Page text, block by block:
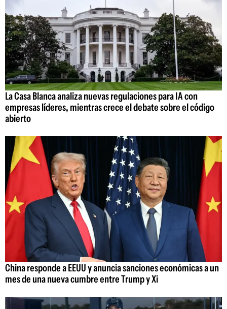
La Casa Blanca analiza nuevas regulaciones para IA con
empresas líderes, mientras crece el debate sobre el código
abierto
China responde a EEUU y anuncia sanciones económicas a un
mes de una nueva cumbre entre Trump y Xi